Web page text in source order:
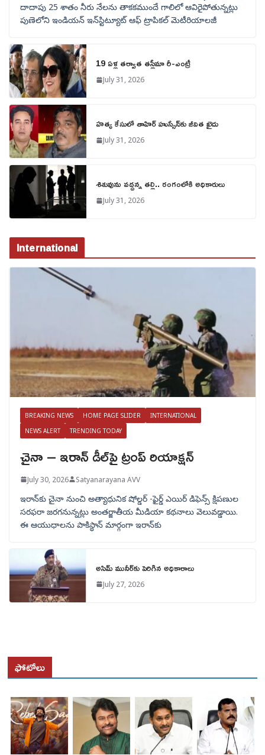
దాదాపు 25 శాతం నీరు నేలను తాకకముందే గాలిలో ఆవిరైపోతున్నట్లు
పుణెలోని ఇండియన్ ఇన్‌స్టిట్యూట్ ఆఫ్ ట్రాపికల్ మెటీరియాలజీ
19 ఏళ్ల తర్వాత తస్లీమా రీ-ఎంట్రీ
July 31, 2026
హత్య కేసులో తాహిర్ హుస్సేన్‌కు జీవిత ఖైదు
July 31, 2026
శిశువును వద్దన్న తల్లి.. రంగంలోకి అధికారులు
July 31, 2026
International
BREAKING NEWS HOME PAGE SLIDER
INTERNATIONAL
NEWS ALERT
TRENDING TODAY
చైనా – ఇరాన్ డీల్‌పై ట్రంప్ రియాక్షన్
July 30, 2026 Satyanarayana AVV
ఇరాన్‌కు చైనా నుంచి అత్యాధునిక షోల్డర్‌ -ఫైర్డ్ ఎయిర్ డిఫెన్స్ క్షిపణుల
సరఫరా జరగనున్నట్లు అంతర్జాతీయ మీడియా కథనాలు వెలువడ్డాయి.
ఈ ఆయుధాలను పాకిస్థాన్‌ మార్గంగా ఇరాన్‌కు
అసిమ్ మునీర్‌కు పెరిగిన అధికారాలు
July 27, 2026
ఫోటోలు